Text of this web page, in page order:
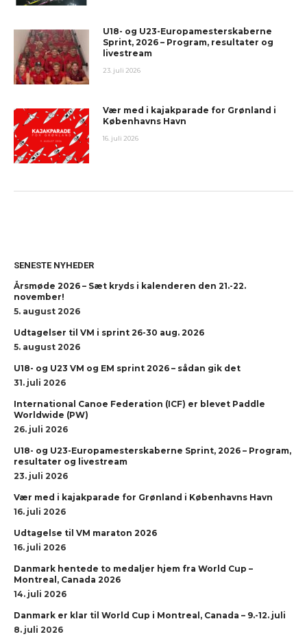
U18- og U23-Europamesterskaberne
Sprint, 2026 – Program, resultater og
livestream
23. juli 2026
Vær med i kajakparade for Grønland i
Københavns Havn
16. juli 2026
SENESTE NYHEDER
Årsmøde 2026 – Sæt kryds i kalenderen den 21.-22.
november!
5. august 2026
Udtagelser til VM i sprint 26-30 aug. 2026
5. august 2026
U18- og U23 VM og EM sprint 2026 – sådan gik det
31. juli 2026
International Canoe Federation (ICF) er blevet Paddle
Worldwide (PW)
26. juli 2026
U18- og U23-Europamesterskaberne Sprint, 2026 – Program,
resultater og livestream
23. juli 2026
Vær med i kajakparade for Grønland i Københavns Havn
16. juli 2026
Udtagelse til VM maraton 2026
16. juli 2026
Danmark hentede to medaljer hjem fra World Cup –
Montreal, Canada 2026
14. juli 2026
Danmark er klar til World Cup i Montreal, Canada – 9.-12. juli
8. juli 2026